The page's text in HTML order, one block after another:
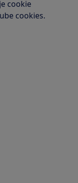
cookie
cookies.